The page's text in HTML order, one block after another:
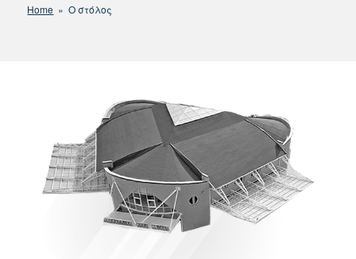
Home » Ο στόλος